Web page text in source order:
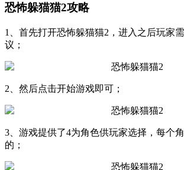
恐怖躲猫猫2攻略
1、首先打开恐怖躲猫猫2，进入之后玩家
议；
2、然后点击开始游戏即可；
3、游戏提供了4为角色供玩家选择，每个
的；